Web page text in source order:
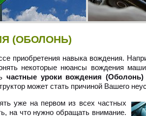
(ОБОЛОНЬ)
приобретения навыка вождения.
некоторые нюансы вождения
частные уроки вождения
может стать причиной Вашего
уже на первом из всех частных
на что нужно обращать внимание.